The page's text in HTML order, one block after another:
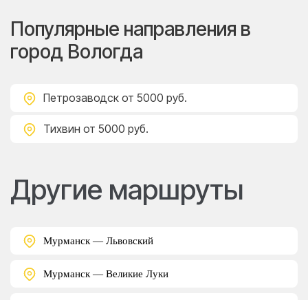
Популярные направления в
город Вологда
Петрозаводск от 5000 руб.
Тихвин от 5000 руб.
Другие маршруты
Мурманск — Львовский
Мурманск — Великие Луки